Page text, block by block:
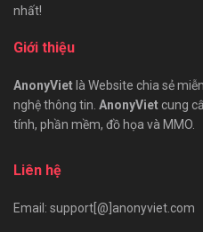
nhất!
Giới thiệu
AnonyViet là Website chia sẻ
nghệ thông tin. AnonyViet cung
tính, phần mềm, đồ họa và MMO.
Liên hệ
Email: support[@]anonyviet.com